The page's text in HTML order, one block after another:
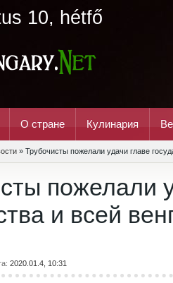
10, hétfő
О стране Кулинария
» Трубочисты пожелали удачи главе
пожелали
и всей
2020.01.4, 10:31